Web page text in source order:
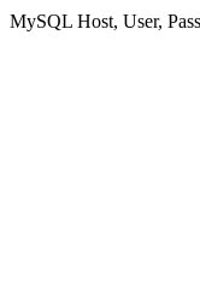
MySQL Host, User,